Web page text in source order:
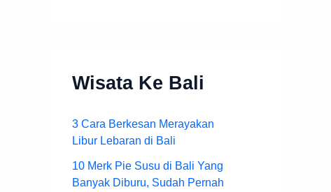
Wisata Ke Bali
3 Cara Berkesan Merayakan
Libur Lebaran di Bali
10 Merk Pie Susu di Bali Yang
Banyak Diburu, Sudah Pernah